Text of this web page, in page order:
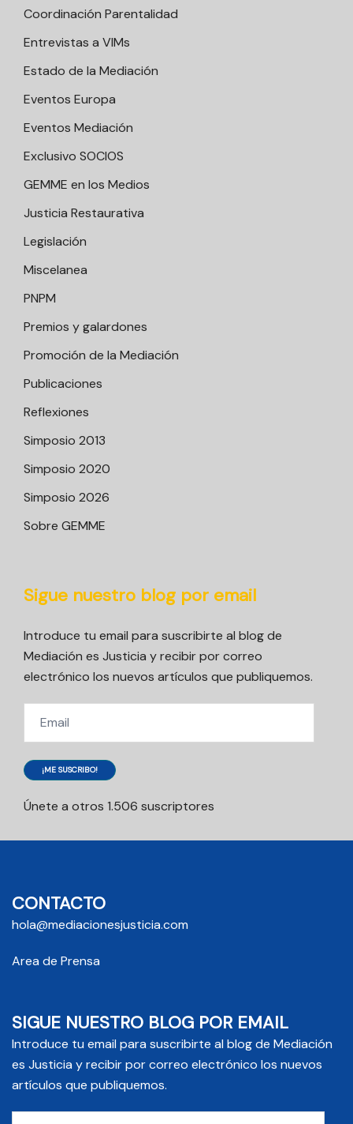
Coordinación Parentalidad
Entrevistas a VIMs
Estado de la Mediación
Eventos Europa
Eventos Mediación
Exclusivo SOCIOS
GEMME en los Medios
Justicia Restaurativa
Legislación
Miscelanea
PNPM
Premios y galardones
Promoción de la Mediación
Publicaciones
Reflexiones
Simposio 2013
Simposio 2020
Simposio 2026
Sobre GEMME
Sigue nuestro blog por email
Introduce tu email para suscribirte al blog de
Mediación es Justicia y recibir por correo
electrónico los nuevos artículos que publiquemos.
¡ME SUSCRIBO!
Únete a otros 1.506 suscriptores
CONTACTO
hola@mediacionesjusticia.com
Area de Prensa
SIGUE NUESTRO BLOG POR EMAIL
Introduce tu email para suscribirte al blog de Mediación
es Justicia y recibir por correo electrónico los nuevos
artículos que publiquemos.